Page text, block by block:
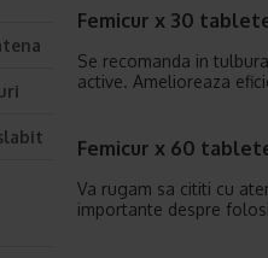
Femicur x 30
Se recomanda in
active. Amelioreaza
Femicur x 60
Va rugam sa cititi cu
importante despre